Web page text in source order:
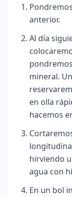
anterior.
Al día
mineral.
en olla
hacemos
hirviendo
agua con
En un bol